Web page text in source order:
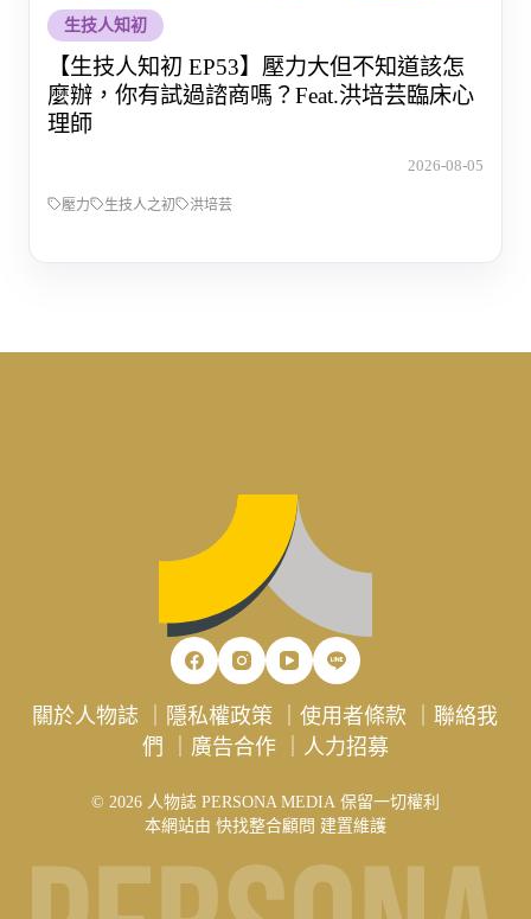
生技人知初
【生技人知初 EP53】壓力大但不知道該怎
麼辦，你有試過諮商嗎？Feat.洪培芸臨床心
理師
2026-08-05
壓力 生技人之初 洪培芸
關於人物誌 隱私權政策 ｜使用者條款 ｜聯絡我
們
廣告合作｜ 人力招募
© 2026 人物誌 PERSONA MEDIA 保留一切權利
本網站由 快找整合顧問 建置維護